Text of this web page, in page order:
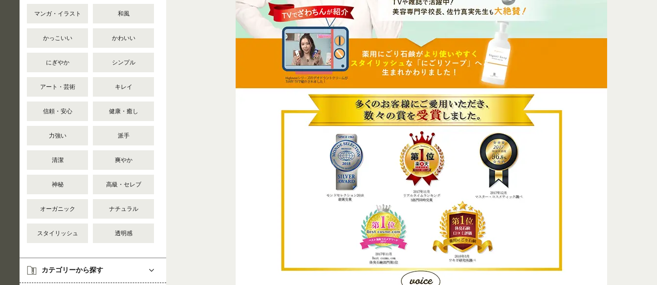
マンガ・イラスト 和風
かっこいい かわいい
にぎやか シンプル
アート・芸術 キレイ
信頼・安心 健康・癒し
力強い 派手
清潔 爽やか
神秘 高級・セレブ
オーガニック ナチュラル
スタイリッシュ 透明感
カテゴリーから探す